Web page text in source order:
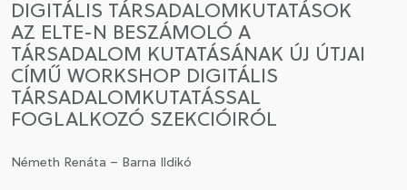
DIGITÁLIS TÁRSADALOMKUTATÁSOK
AZ ELTE-N BESZÁMOLÓ A
TÁRSADALOM KUTATÁSÁNAK ÚJ ÚTJAI
CÍMŰ WORKSHOP DIGITÁLIS
TÁRSADALOMKUTATÁSSAL
FOGLALKOZÓ SZEKCIÓIRÓL
Németh Renáta – Barna Ildikó